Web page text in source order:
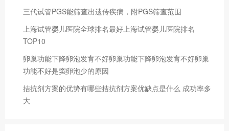
三代试管PGS能筛查出遗传疾病，附PGS筛查范围
上海试管婴儿医院全球排名最好上海试管婴儿医院排名
TOP10
卵巢功能下降卵泡发育不好卵巢功能下降卵泡发育不好卵巢
功能不好是窦卵泡少的原因
拮抗剂方案的优势有哪些拮抗剂方案优缺点是什么 成功率多
大